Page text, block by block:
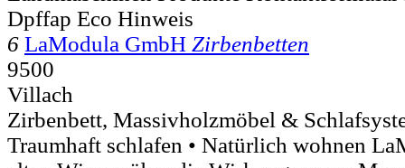
Dpffap Eco Hinweis
6 LaModula GmbH Zirbenbetten
9500
Villach
Zirbenbett, Massivholz­möbel &
Traumhaft schlafen • Natürlich wohnen